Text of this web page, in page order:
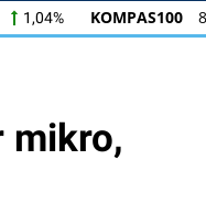
845 12,09
LQ45 640 9,44
mikro,